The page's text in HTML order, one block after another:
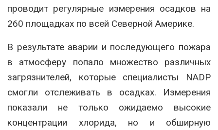
проводит регулярные измерения осадков на
260 площадках по всей Северной Америке.
В результате аварии и последующего пожара
в атмосферу попало множество различных
загрязнителей, которые специалисты NADP
смогли отслеживать в осадках. Измерения
показали не только ожидаемо высокие
концентрации хлорида, но и обширную